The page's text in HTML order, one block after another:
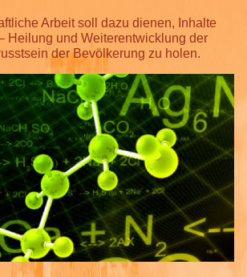
Arbeit soll dazu dienen, Inhalte
Heilung und Weiterentwicklung der
der Bevölkerung zu holen.